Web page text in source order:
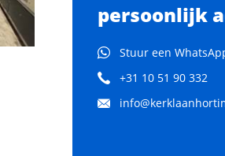
persoonlijk
Stuur een
+31 10 51 90 332